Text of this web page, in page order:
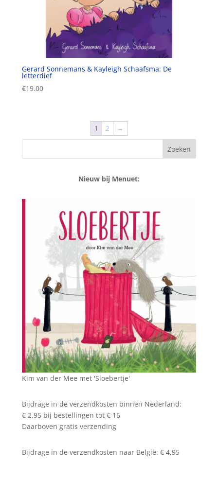
Gerard Sonnemans & Kayleigh Schaafsma: De
letterdief
€19.00
1 2 →
Nieuw bij Menuet:
Kim van der Mee met 'Sloebertje'
Bijdrage in de verzendkosten binnen Nederland:
€ 2,95 bij bestellingen tot € 16
Daarboven gratis verzending
Bijdrage in de verzendkosten naar België: € 4,95